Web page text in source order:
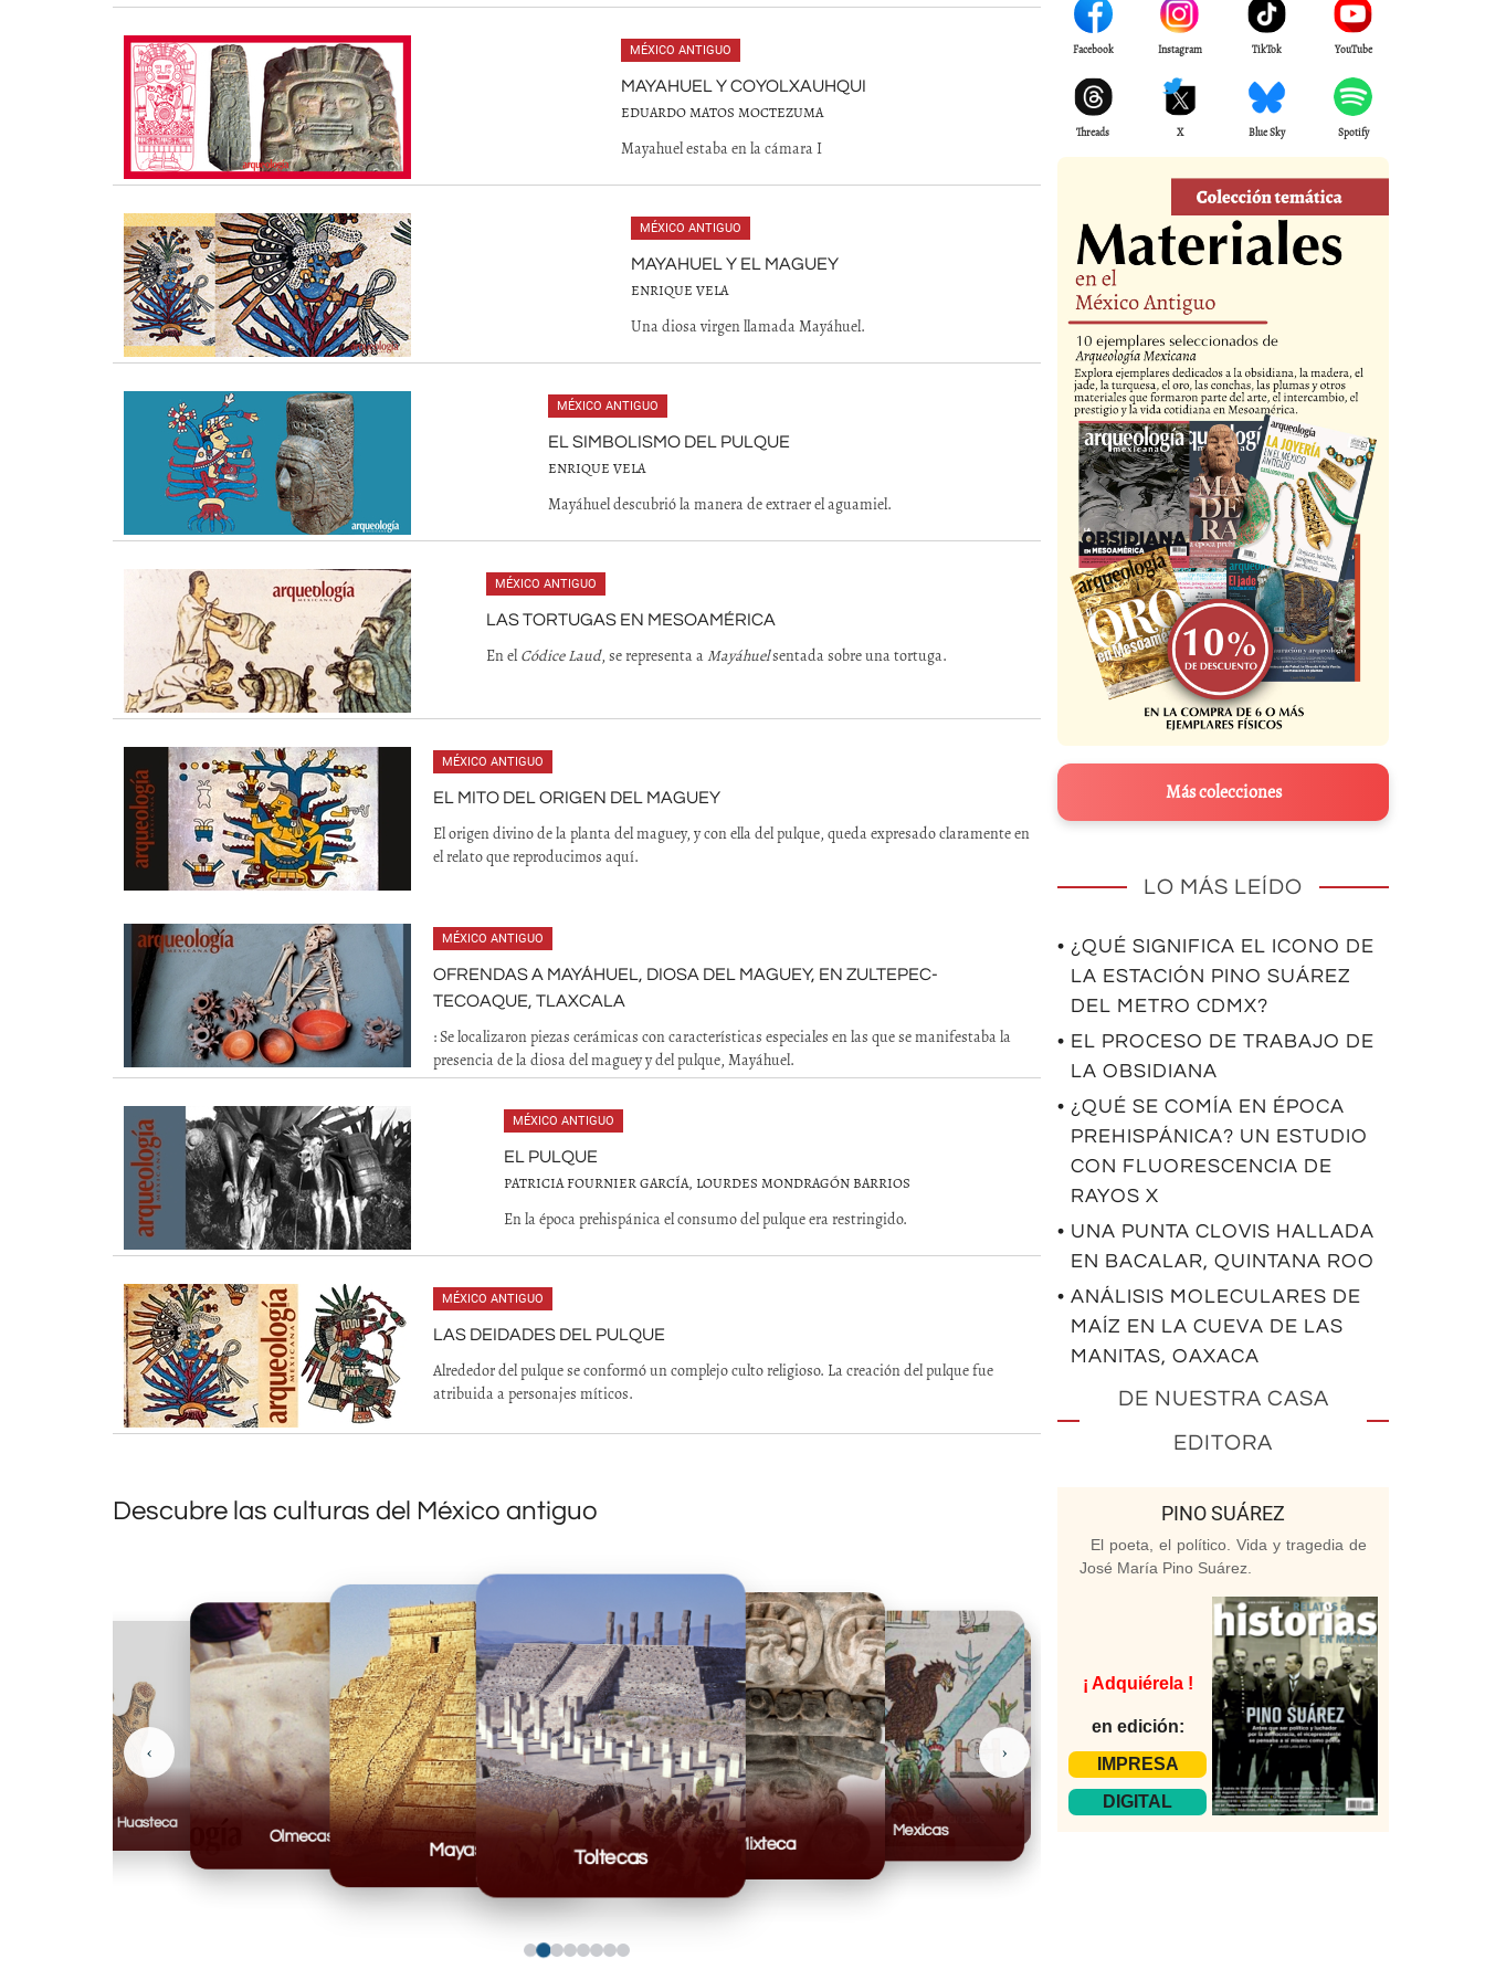
MÉXICO ANTIGUO
MAYAHUEL Y COYOLXAUHQUI
EDUARDO MATOS MOCTEZUMA
Mayahuel estaba en la cámara I
MÉXICO ANTIGUO
MAYAHUEL Y EL MAGUEY
ENRIQUE VELA
Una diosa virgen llamada Mayáhuel.
MÉXICO ANTIGUO
EL SIMBOLISMO DEL PULQUE
ENRIQUE VELA
Mayáhuel descubrió la manera de extraer el aguamiel.
MÉXICO ANTIGUO
LAS TORTUGAS EN MESOAMÉRICA
En el Códice Laud, se representa aMayáhuelsentada sobre una tortuga.
MÉXICO ANTIGUO
EL MITO DEL ORIGEN DEL MAGUEY
El origen divino de la planta del maguey, y con ella del pulque, queda expresado claramente en
el relato que reproducimos aquí.
MÉXICO ANTIGUO
OFRENDAS A MAYÁHUEL, DIOSA DEL MAGUEY, EN ZULTEPEC-
TECOAQUE, TLAXCALA
: Se localizaron piezas cerámicas con características especiales en las que se manifestaba la
presencia de la diosa del maguey y del pulque, Mayáhuel.
MÉXICO ANTIGUO
EL PULQUE
PATRICIA FOURNIER GARCÍA, LOURDES MONDRAGÓN BARRIOS
En la época prehispánica el consumo del pulque era restringido.
MÉXICO ANTIGUO
LAS DEIDADES DEL PULQUE
Alrededor del pulque se conformó un complejo culto religioso. La creación del pulque fue
atribuida a personajes míticos.
Descubre las culturas del México antiguo
Mayas
Toltecas
Mixteca
Mexicas
Casas Grandes
Huasteca
Olmecas
‹ ›
Facebook Instagram TikTok YouTube
Threads X Blue Sky Spotify
Más colecciones
LO MÁS LEÍDO
• ¿QUÉ SIGNIFICA EL ICONO DE
LA ESTACIÓN PINO SUÁREZ
DEL METRO CDMX?
• EL PROCESO DE TRABAJO DE
LA OBSIDIANA
• ¿QUÉ SE COMÍA EN ÉPOCA
PREHISPÁNICA? UN ESTUDIO
CON FLUORESCENCIA DE
RAYOS X
• UNA PUNTA CLOVIS HALLADA
EN BACALAR, QUINTANA ROO
• ANÁLISIS MOLECULARES DE
MAÍZ EN LA CUEVA DE LAS
MANITAS, OAXACA
DE NUESTRA CASA
EDITORA
PINO SUÁREZ
El poeta, el político. Vida y tragedia de
José María Pino Suárez.
¡ Adquiérela !
en edición:
IMPRESA
DIGITAL